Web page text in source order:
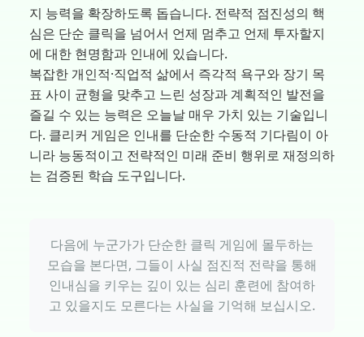
지 능력을 확장하도록 돕습니다. 전략적 점진성의 핵
심은 단순 클릭을 넘어서 언제 멈추고 언제 투자할지
에 대한 현명함과 인내에 있습니다.
복잡한 개인적·직업적 삶에서 즉각적 욕구와 장기 목
표 사이 균형을 맞추고 느린 성장과 계획적인 발전을
즐길 수 있는 능력은 오늘날 매우 가치 있는 기술입니
다. 클리커 게임은 인내를 단순한 수동적 기다림이 아
니라 능동적이고 전략적인 미래 준비 행위로 재정의하
는 검증된 학습 도구입니다.
다음에 누군가가 단순한 클릭 게임에 몰두하는
모습을 본다면, 그들이 사실 점진적 전략을 통해
인내심을 키우는 깊이 있는 심리 훈련에 참여하
고 있을지도 모른다는 사실을 기억해 보십시오.